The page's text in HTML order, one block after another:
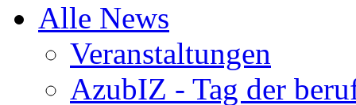
Alle News
Veranstaltungen
AzubIZ - Tag der